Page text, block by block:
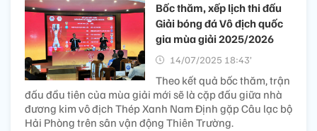
Bốc thăm, xếp lịch thi đấu
Giải bóng đá Vô địch quốc
gia mùa giải 2025/2026
14/07/2025 18:43’
Theo kết quả bốc thăm, trận
đấu đầu tiên của mùa giải mới sẽ là cặp đấu giữa nhà
đương kim vô địch Thép Xanh Nam Định gặp Câu lạc bộ
Hải Phòng trên sân vận động Thiên Trường.